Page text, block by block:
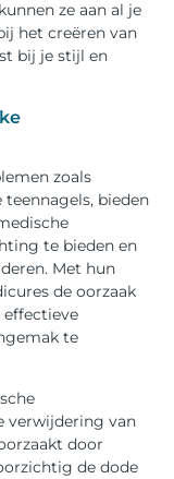
ze aan al je
het creëren van
bij je stijl en
zoals
bieden
te bieden en
Met hun
de oorzaak
te
verwijdering van
door
de dode